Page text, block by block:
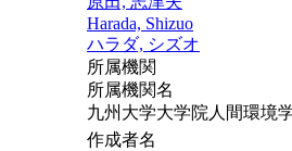
Harada, Shizuo
ハラダ, シズオ
所属機関
所属機関名
九州大学大学院人間環境
作成者名